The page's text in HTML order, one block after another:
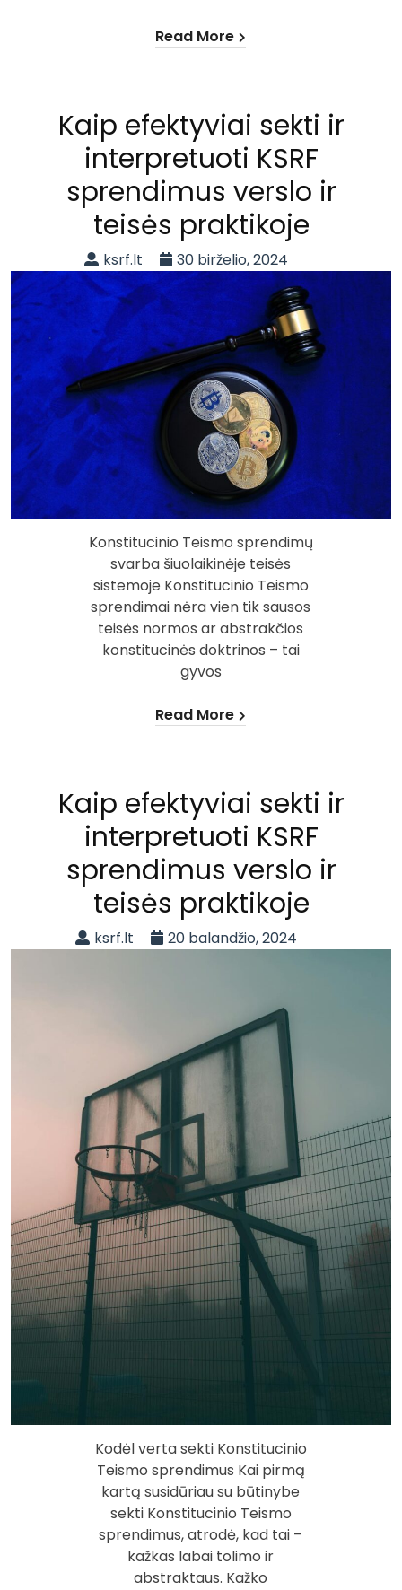
Read More
Kaip efektyviai sekti ir
interpretuoti KSRF
sprendimus verslo ir
teisės praktikoje
ksrf.lt 30 birželio, 2024
Konstitucinio Teismo sprendimų
svarba šiuolaikinėje teisės
sistemoje Konstitucinio Teismo
sprendimai nėra vien tik sausos
teisės normos ar abstrakčios
konstitucinės doktrinos – tai
gyvos
Read More
Kaip efektyviai sekti ir
interpretuoti KSRF
sprendimus verslo ir
teisės praktikoje
ksrf.lt 20 balandžio, 2024
Kodėl verta sekti Konstitucinio
Teismo sprendimus Kai pirmą
kartą susidūriau su būtinybe
sekti Konstitucinio Teismo
sprendimus, atrodė, kad tai –
kažkas labai tolimo ir
abstraktaus. Kažko